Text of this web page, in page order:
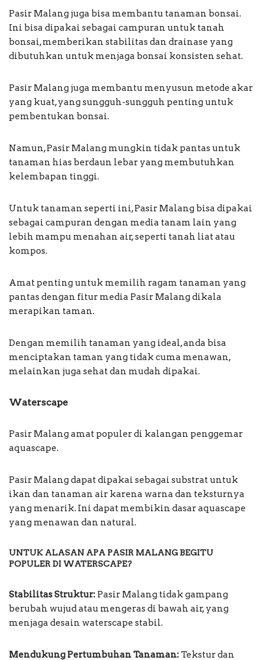
Pasir Malang juga bisa membantu tanaman bonsai.
Ini bisa dipakai sebagai campuran untuk tanah
bonsai, memberikan stabilitas dan drainase yang
dibutuhkan untuk menjaga bonsai konsisten sehat.
Pasir Malang juga membantu menyusun metode akar
yang kuat, yang sungguh-sungguh penting untuk
pembentukan bonsai.
Namun, Pasir Malang mungkin tidak pantas untuk
tanaman hias berdaun lebar yang membutuhkan
kelembapan tinggi.
Untuk tanaman seperti ini, Pasir Malang bisa dipakai
sebagai campuran dengan media tanam lain yang
lebih mampu menahan air, seperti tanah liat atau
kompos.
Amat penting untuk memilih ragam tanaman yang
pantas dengan fitur media Pasir Malang dikala
merapikan taman.
Dengan memilih tanaman yang ideal, anda bisa
menciptakan taman yang tidak cuma menawan,
melainkan juga sehat dan mudah dipakai.
Waterscape
Pasir Malang amat populer di kalangan penggemar
aquascape.
Pasir Malang dapat dipakai sebagai substrat untuk
ikan dan tanaman air karena warna dan teksturnya
yang menarik. Ini dapat membikin dasar aquascape
yang menawan dan natural.
UNTUK ALASAN APA PASIR MALANG BEGITU
POPULER DI WATERSCAPE?
Stabilitas Struktur: Pasir Malang tidak gampang
berubah wujud atau mengeras di bawah air, yang
menjaga desain waterscape stabil.
Mendukung Pertumbuhan Tanaman:Tekstur dan